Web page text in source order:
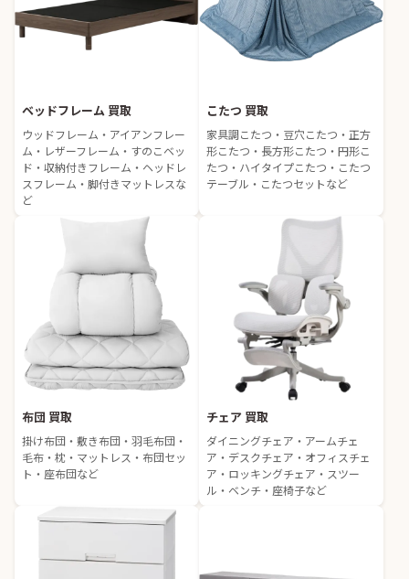
ベッドフレーム 買取
ウッドフレーム・アイアンフレー
ム・レザーフレーム・すのこベッ
ド・収納付きフレーム・ヘッドレ
スフレーム・脚付きマットレスな
ど
こたつ 買取
家具調こたつ・豆穴こたつ・正方
形こたつ・長方形こたつ・円形こ
たつ・ハイタイプこたつ・こたつ
テーブル・こたつセットなど
布団 買取
掛け布団・敷き布団・羽毛布団・
毛布・枕・マットレス・布団セッ
ト・座布団など
チェア 買取
ダイニングチェア・アームチェ
ア・デスクチェア・オフィスチェ
ア・ロッキングチェア・スツー
ル・ベンチ・座椅子など